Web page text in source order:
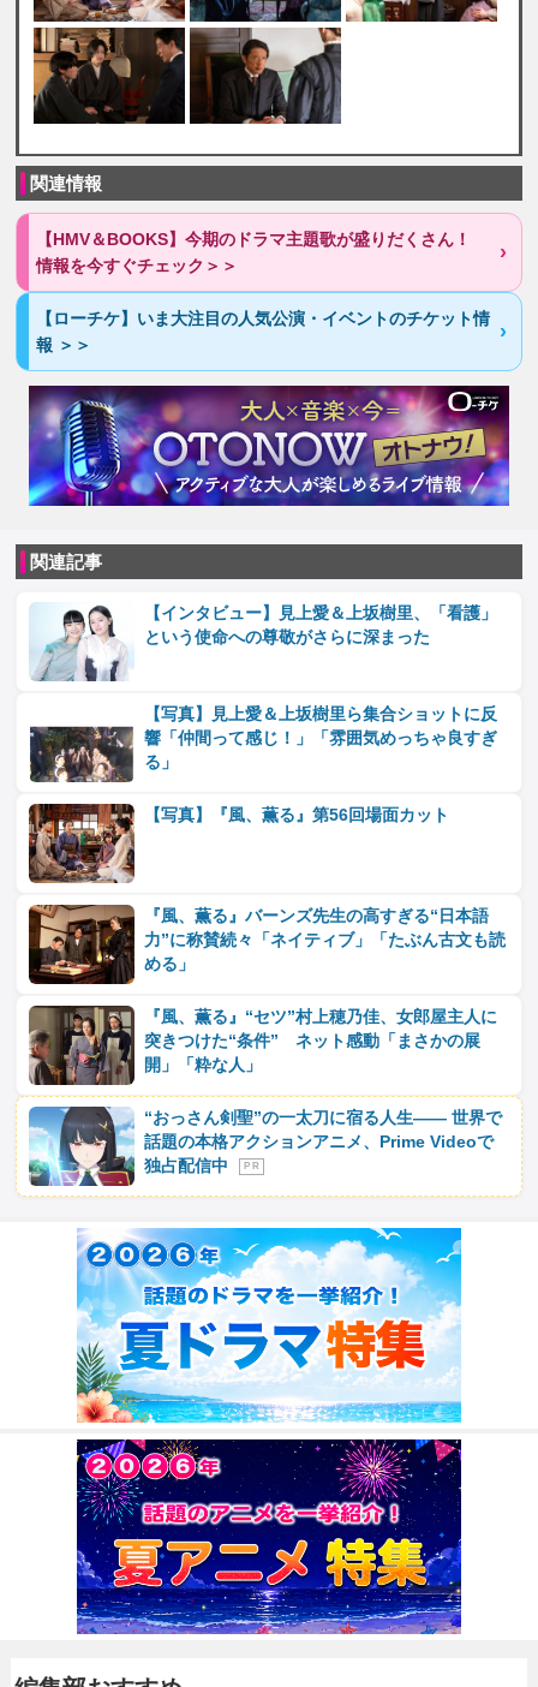
関連情報
【HMV＆BOOKS】今期のドラマ主題歌が盛りだくさん！
情報を今すぐチェック＞＞
【ローチケ】いま大注目の人気公演・イベントのチケット情
報 ＞＞
関連記事
【インタビュー】見上愛＆上坂樹里、「看護」
という使命への尊敬がさらに深まった
【写真】見上愛＆上坂樹里ら集合ショットに反
響「仲間って感じ！」「雰囲気めっちゃ良すぎ
る」
【写真】『風、薫る』第56回場面カット
『風、薫る』バーンズ先生の高すぎる“日本語
力”に称賛続々「ネイティブ」「たぶん古文も読
める」
『風、薫る』“セツ”村上穂乃佳、女郎屋主人に
突きつけた“条件” ネット感動「まさかの展
開」「粋な人」
“おっさん剣聖”の一太刀に宿る人生―― 世界で
話題の本格アクションアニメ、Prime Videoで
独占配信中
P R